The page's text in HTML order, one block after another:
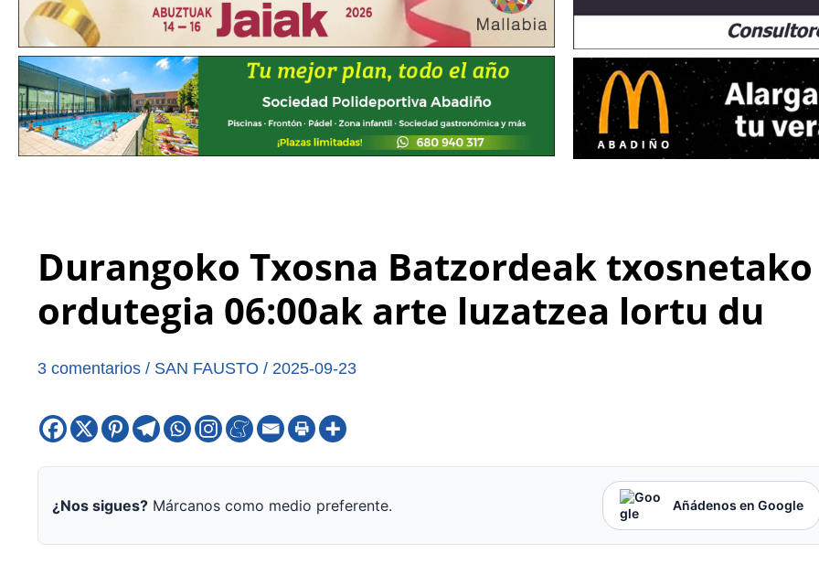
Durangoko Txosna Batzordeak txosnetako
ordutegia 06:00ak arte luzatzea lortu du
3 comentarios / SAN FAUSTO / 2025-09-23
¿Nos sigues?Márcanos como medio preferente. Añádenos en Google